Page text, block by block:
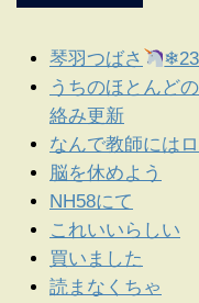
琴羽つばさ
うちのほとんど
絡み更新
なんで教師には
脳を休めよう
NH58にて
これいいらしい
買いました
読まなくちゃ